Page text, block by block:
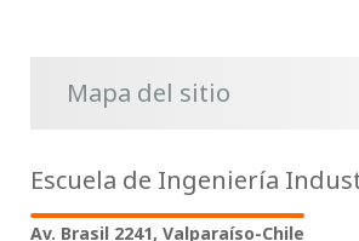
Mapa del sitio
Escuela de Ingeniería
Av. Brasil 2241, Valparaíso-Chile